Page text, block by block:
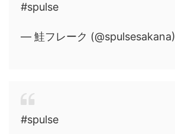
#spulse
— 鮭フレーク (@spulsesakana)
#spulse